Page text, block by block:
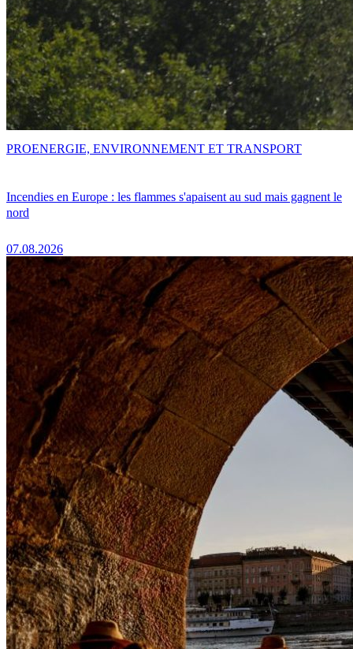
Incendies en Europe : les flammes s'apaisent au sud mais gagnent le
nord
07.08.2026
PROENERGIE, ENVIRONNEMENT ET TRANSPORT